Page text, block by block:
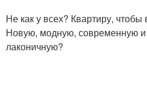
Не как у всех? Квартиру, чтобы
Новую, модную, современную и
лаконичную?